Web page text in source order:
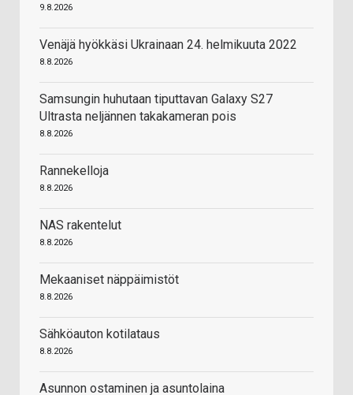
9.8.2026
Venäjä hyökkäsi Ukrainaan 24. helmikuuta 2022
8.8.2026
Samsungin huhutaan tiputtavan Galaxy S27
Ultrasta neljännen takakameran pois
8.8.2026
Rannekelloja
8.8.2026
NAS rakentelut
8.8.2026
Mekaaniset näppäimistöt
8.8.2026
Sähköauton kotilataus
8.8.2026
Asunnon ostaminen ja asuntolaina